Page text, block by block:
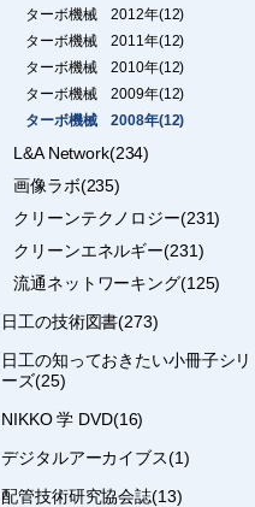
ターボ機械 2012年(12)
ターボ機械 2011年(12)
ターボ機械 2010年(12)
ターボ機械 2009年(12)
ターボ機械 2008年(12)
L&A Network(234)
画像ラボ(235)
クリーンテクノロジー(231)
クリーンエネルギー(231)
流通ネットワーキング(125)
日工の技術図書(273)
日工の知っておきたい小冊子シリ
ーズ(25)
NIKKO 学 DVD(16)
デジタルアーカイブス(1)
配管技術研究協会誌(13)